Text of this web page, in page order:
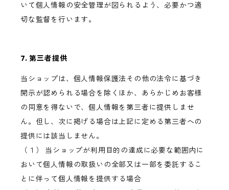
いて個人情報の安全管理が図られるよう、必要かつ適
切な監督を行います。
7. 第三者提供
当ショップは、個人情報保護法その他の法令に基づき
開示が認められる場合を除くほか、あらかじめお客様
の同意を得ないで、個人情報を第三者に提供しませ
ん。但し、次に掲げる場合は上記に定める第三者への
提供には該当しません。
（１） 当ショップが利用目的の達成に必要な範囲内に
おいて個人情報の取扱いの全部又は一部を委託するこ
とに伴って個人情報を提供する場合